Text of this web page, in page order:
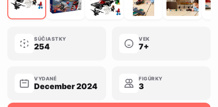
SÚČIASTKY
254
VEK
7+
VYDANÉ
December 2024
FIGÚRKY
3